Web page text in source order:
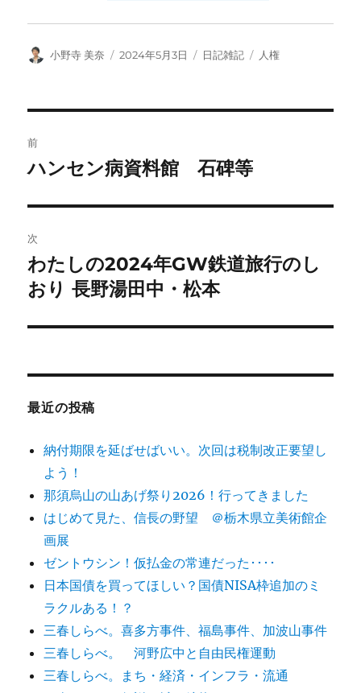
投
小野寺 美奈
投
2024年5月3日
カ
日記雑記
タ
人権
稿
ビ
ゲ
ー
シ
ン
前
前
投
稿:
ハンセン病資料館 石碑等
次
次
の
稿:
わたしの2024年GW鉄道旅行のし
おり 長野湯田中・松本
最近の投稿
納付期限を延ばせばいい。次回は税制改正要望し
よう！
那須烏山の山あげ祭り2026！行ってきました
はじめて見た、信長の野望 ＠栃木県立美術館企
画展
ゼントウシン！仮払金の常連だった････
日本国債を買ってほしい？国債NISA枠追加のミ
ラクルある！？
三春しらべ。喜多方事件、福島事件、加波山事件
三春しらべ。 河野広中と自由民権運動
三春しらべ。まち・経済・インフラ・流通